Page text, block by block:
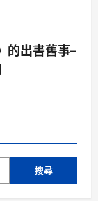
的出書舊事–
搜尋